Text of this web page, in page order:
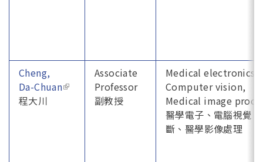
Cheng,
Da-Chuan(link is external)
程大川
Associate
Professor
副教授
Medical electronics,
Computer vision,
Medical image
醫學電子、電腦視覺
斷、醫學影像處理